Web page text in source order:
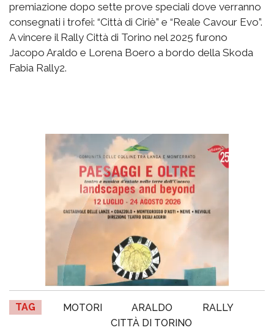
premiazione dopo sette prove speciali dove verranno
consegnati i trofei: “Città di Ciriè” e “Reale Cavour Evo”.
A vincere il Rally Città di Torino nel 2025 furono
Jacopo Araldo e Lorena Boero a bordo della Skoda
Fabia Rally2.
TAG MOTORI ARALDO
RALLY
CITTÀ DI TORINO